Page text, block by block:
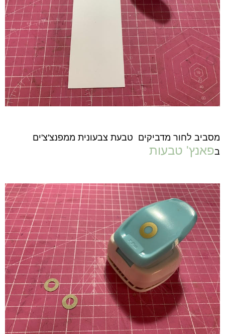
מסביב לחור מדביקים טבעת צבעונית ממפנצ'צ'ים
בפאנץ' טבעות